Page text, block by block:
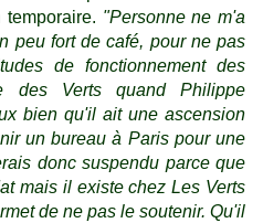
"Personne ne m'a
peu fort de café, pour ne pas
de fonctionnement des
des Verts quand Philippe
bien qu'il ait une ascension
un bureau à Paris pour une
donc suspendu parce que
mais il existe chez Les Verts
de ne pas le soutenir. Qu'il